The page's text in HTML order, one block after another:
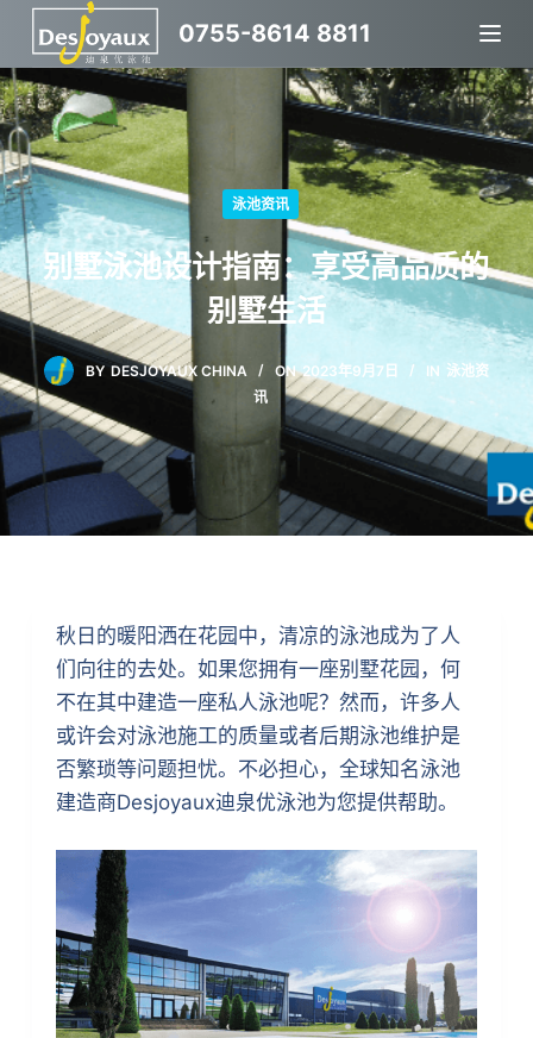
跳
过
内
容
0755-8614 8811
泳池资讯
别墅泳池设计指南：享受高品质的
别墅生活
BY DESJOYAUX CHINA ON 2023年9月7日 IN 泳池资
讯
秋日的暖阳洒在花园中，清凉的泳池成为了人
们向往的去处。如果您拥有一座别墅花园，何
不在其中建造一座私人泳池呢？然而，许多人
或许会对泳池施工的质量或者后期泳池维护是
否繁琐等问题担忧。不必担心，全球知名泳池
建造商Desjoyaux迪泉优泳池为您提供帮助。